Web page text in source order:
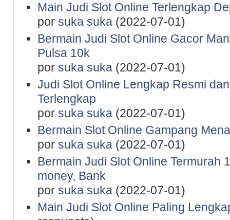
Main Judi Slot Online Terlengkap
por suka suka(2022-07-01)
Bermain Judi Slot Online Gacor
Pulsa 10k
por suka suka(2022-07-01)
Judi Slot Online Lengkap Resmi
Terlengkap
por suka suka(2022-07-01)
Bermain Slot Online Gampang
por suka suka(2022-07-01)
Bermain Judi Slot Online Termurah
money, Bank
por suka suka(2022-07-01)
Main Judi Slot Online Paling